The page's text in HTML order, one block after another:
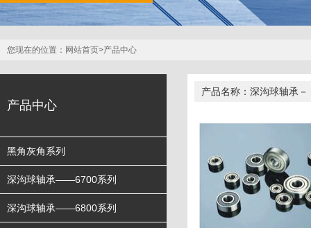
您现在的位置： 网站首页>产品中心
产品中心
黑角灰角系列
深沟球轴承——6700系列
深沟球轴承——6800系列
产品名称：深沟球轴承